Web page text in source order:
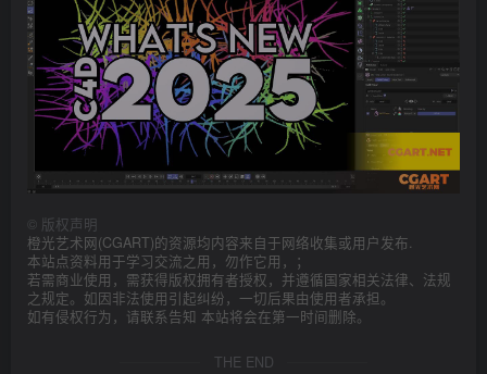
© 版权声明
橙光艺术网(CGART)的资源均内容来自于网络收集或用户发布.
本站点资料用于学习交流之用，勿作它用，；
若需商业使用，需获得版权拥有者授权，并遵循国家相关法律、法规
之规定。如因非法使用引起纠纷，一切后果由使用者承担。
如有侵权行为，请联系告知 本站将会在第一时间删除。
THE END